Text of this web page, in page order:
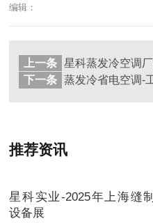
编辑：
上一条
下一条
推荐资讯
星科实业-2025年上海缝制
设备展